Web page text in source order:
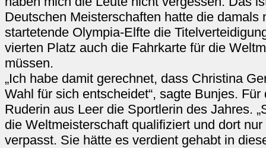
Deutschen Meisterschaften hatte die damals
startetende Olympia-Elfte die
vierten Platz auch die Fahrkarte für die
müssen.
„Ich habe damit gerechnet, dass Christina
Wahl für sich entscheidet“, sagte Bunjes.
Ruderin aus Leer die Sportlerin des Jahres.
die Weltmeisterschaft qualifiziert und dort
verpasst. Sie hätte es verdient gehabt in